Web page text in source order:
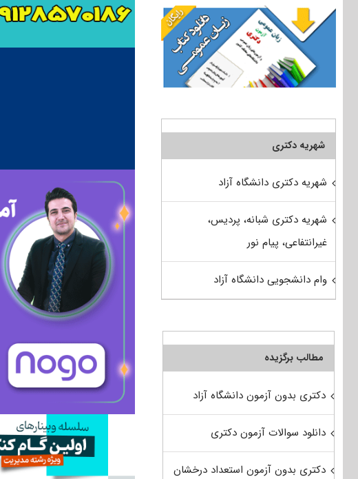
شهریه دکتری
شهریه دکتری دانشگاه آزاد
شهریه دکتری شبانه، پردیس،
غیرانتفاعی، پیام نور
وام دانشجویی دانشگاه آزاد
مطالب برگزیده
دکتری بدون آزمون دانشگاه آزاد
دانلود سوالات آزمون دکتری
دکتری بدون آزمون استعداد درخشان